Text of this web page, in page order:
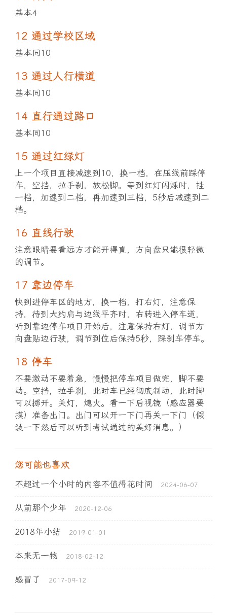
基本4
12 通过学校区域
基本同10
13 通过人行横道
基本同10
14 直行通过路口
基本同10
15 通过红绿灯
上一个项目直接减速到10，换一档，在压线前踩停
车，空挡，拉手刹，放松脚。等到红灯闪烁时，挂
一档，加速到二档，再加速到三档，5秒后减速到二
档。
16 直线行驶
注意眼睛要看远方才能开得直，方向盘只能很轻微
的调节。
17 靠边停车
快到进停车区的地方，换一档，打右灯，注意保
持，待到大约肩与边线平齐时，右转进入停车道，
听到靠边停车项目开始后，注意保持右灯，调节方
向盘贴边行驶，调节到位后保持5秒，踩刹车停车。
18 停车
不要激动不要着急，慢慢把停车项目做完，脚不要
动。空挡，拉手刹，此时车已经彻底制动，此时脚
可以挪开。关灯，熄火。看一下后视镜（感应器要
摸）准备出门。出门可以开一下门再关一下门（假
装一下然后可以听到考试通过的美好消息。）
您可能也喜欢
不超过一个小时的内容不值得花时间 2024-06-07
从前那个少年 2020-12-06
2018年小结 2019-01-01
本来无一物 2018-02-12
感冒了 2017-09-12